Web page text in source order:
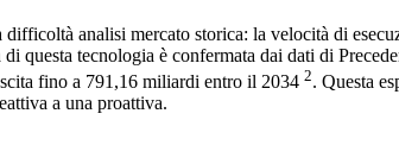
analisi mercato storica: la velocità di
questa tecnologia è confermata dai dati di
fino a 791,16 miliardi entro il 2034 2. Questa
a una proattiva.